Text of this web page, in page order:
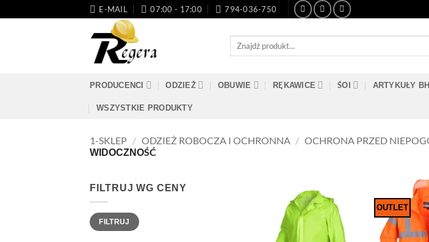
do
E-MAIL 07:00 - 17:00 794-036-750
PRODUCENCI ODZIEŻ OBUWIE RĘKAWICE ŚOI ARTYKUŁY
WSZYSTKIE PRODUKTY
1-SKLEP / ODZIEŻ ROBOCZA I OCHRONNA / OCHRONA PRZED
WIDOCZNOŚĆ
FILTRUJ WG CENY
Cena
min.
Cena
maks.FILTRUJ
OUTLET